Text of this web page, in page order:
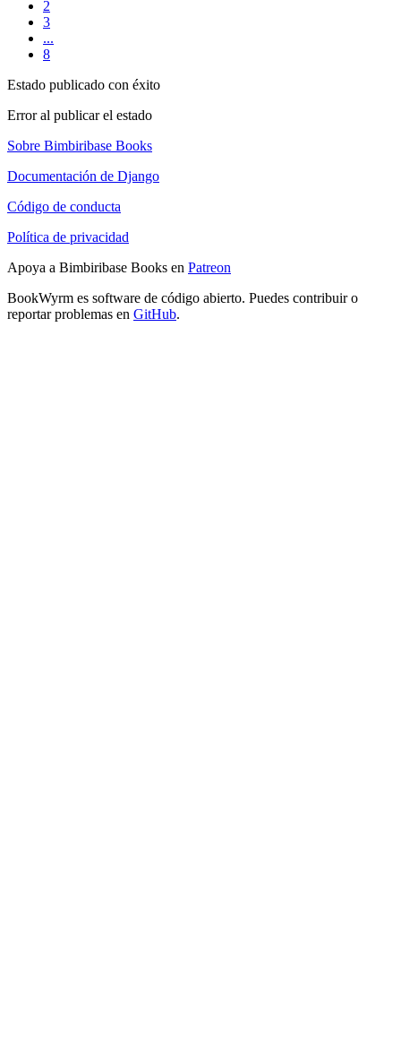
2
3
...
8
Estado publicado con éxito
Error al publicar el estado
Sobre Bimbiribase Books
Documentación de Django
Código de conducta
Política de privacidad
Apoya a Bimbiribase Books en Patreon
BookWyrm es software de código abierto. Puedes contribuir o
reportar problemas en GitHub.